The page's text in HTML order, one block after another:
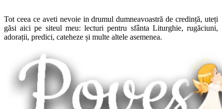
Tot ceea ce aveti nevoie in drumul dumneavoastră de credință, uteți
găsi aici pe siteul meu: lecturi pentru sfânta Liturghie, rugăciuni,
adorații, predici, cateheze și multe altele asemenea.